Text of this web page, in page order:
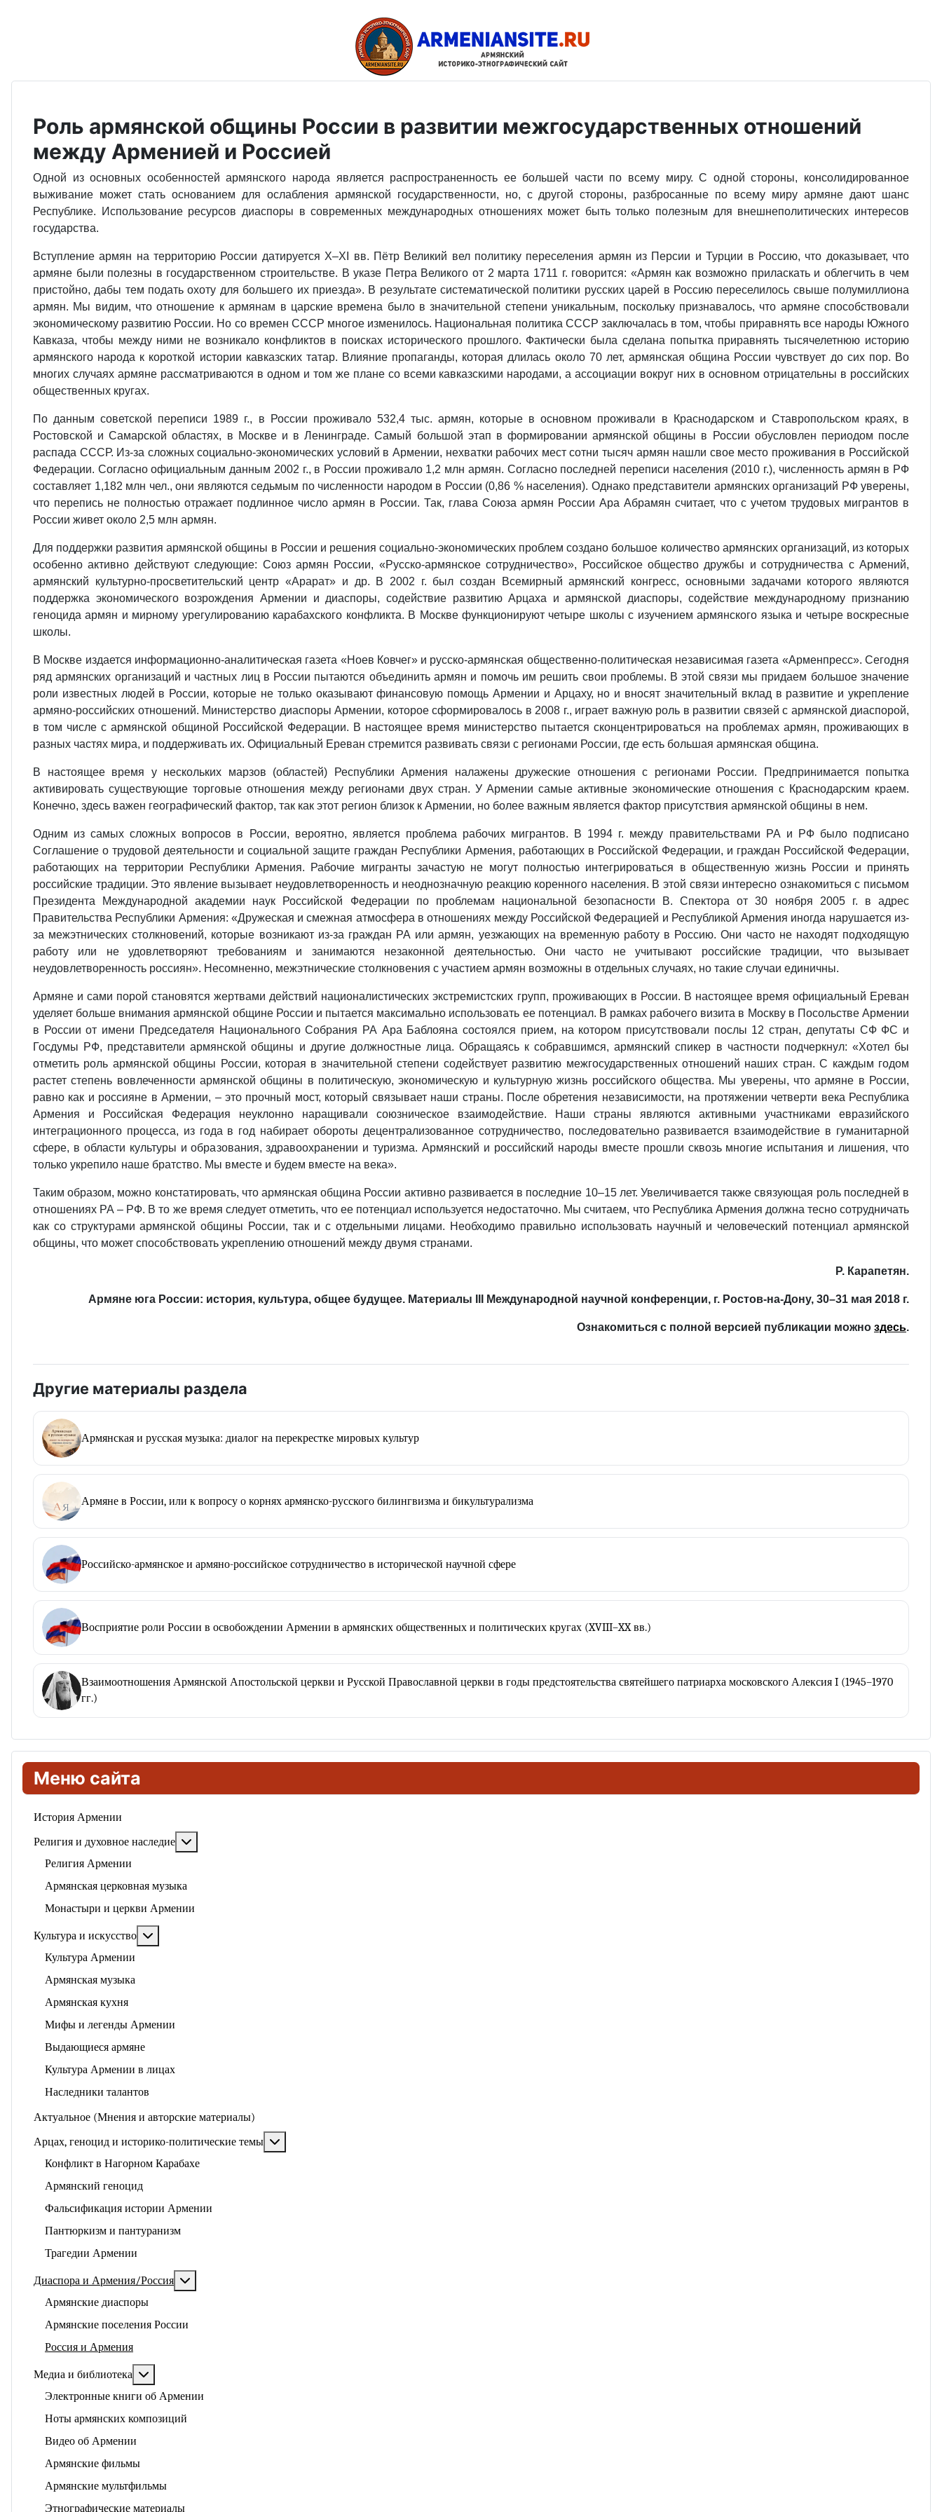
Меню сайта
История Армении
Религия и духовное наследие
Религия Армении
Армянская церковная музыка
Монастыри и церкви Армении
Культура и искусство
Культура Армении
Армянская музыка
Армянская кухня
Мифы и легенды Армении
Выдающиеся армяне
Культура Армении в лицах
Наследники талантов
Актуальное (Мнения и авторские материалы)
Арцах, геноцид и историко-политические темы
Конфликт в Нагорном Карабахе
Армянский геноцид
Фальсификация истории Армении
Пантюркизм и пантуранизм
Трагедии Армении
Диаспора и Армения/Россия
Армянские диаспоры
Армянские поселения России
Россия и Армения
Медиа и библиотека
Электронные книги об Армении
Ноты армянских композиций
Видео об Армении
Армянские фильмы
Армянские мультфильмы
Этнографические материалы
Роль армянской общины России в развитии межгосударственных отношений
между Арменией и Россией
Одной из основных особенностей армянского народа является распространенность ее большей части по всему миру. С одной стороны, консолидированное
выживание может стать основанием для ослабления армянской государственности, но, с другой стороны, разбросанные по всему миру армяне дают шанс
Республике. Использование ресурсов диаспоры в современных международных отношениях может быть только полезным для внешнеполитических интересов
государства.
Вступление армян на территорию России датируется X–XI вв. Пётр Великий вел политику переселения армян из Персии и Турции в Россию, что доказывает, что
армяне были полезны в государственном строительстве. В указе Петра Великого от 2 марта 1711 г. говорится: «Армян как возможно приласкать и облегчить в чем
пристойно, дабы тем подать охоту для большего их приезда». В результате систематической политики русских царей в Россию переселилось свыше полумиллиона
армян. Мы видим, что отношение к армянам в царские времена было в значительной степени уникальным, поскольку признавалось, что армяне способствовали
экономическому развитию России. Но со времен СССР многое изменилось. Национальная политика СССР заключалась в том, чтобы приравнять все народы Южного
Кавказа, чтобы между ними не возникало конфликтов в поисках исторического прошлого. Фактически была сделана попытка приравнять тысячелетнюю историю
армянского народа к короткой истории кавказских татар. Влияние пропаганды, которая длилась около 70 лет, армянская община России чувствует до сих пор. Во
многих случаях армяне рассматриваются в одном и том же плане со всеми кавказскими народами, а ассоциации вокруг них в основном отрицательны в российских
общественных кругах.
По данным советской переписи 1989 г., в России проживало 532,4 тыс. армян, которые в основном проживали в Краснодарском и Ставропольском краях, в
Ростовской и Самарской областях, в Москве и в Ленинграде. Самый большой этап в формировании армянской общины в России обусловлен периодом после
распада СССР. Из-за сложных социально-экономических условий в Армении, нехватки рабочих мест сотни тысяч армян нашли свое место проживания в Российской
Федерации. Согласно официальным данным 2002 г., в России проживало 1,2 млн армян. Согласно последней переписи населения (2010 г.), численность армян в РФ
составляет 1,182 млн чел., они являются седьмым по численности народом в России (0,86 % населения). Однако представители армянских организаций РФ уверены,
что перепись не полностью отражает подлинное число армян в России. Так, глава Союза армян России Ара Абрамян считает, что с учетом трудовых мигрантов в
России живет около 2,5 млн армян.
Для поддержки развития армянской общины в России и решения социально-экономических проблем создано большое количество армянских организаций, из которых
особенно активно действуют следующие: Союз армян России, «Русско-армянское сотрудничество», Российское общество дружбы и сотрудничества с Армений,
армянский культурно-просветительский центр «Арарат» и др. В 2002 г. был создан Всемирный армянский конгресс, основными задачами которого являются
поддержка экономического возрождения Армении и диаспоры, содействие развитию Арцаха и армянской диаспоры, содействие международному признанию
геноцида армян и мирному урегулированию карабахского конфликта. В Москве функционируют четыре школы с изучением армянского языка и четыре воскресные
школы.
В Москве издается информационно-аналитическая газета «Ноев Ковчег» и русско-армянская общественно-политическая независимая газета «Арменпресс». Сегодня
ряд армянских организаций и частных лиц в России пытаются объединить армян и помочь им решить свои проблемы. В этой связи мы придаем большое значение
роли известных людей в России, которые не только оказывают финансовую помощь Армении и Арцаху, но и вносят значительный вклад в развитие и укрепление
армяно-российских отношений. Министерство диаспоры Армении, которое сформировалось в 2008 г., играет важную роль в развитии связей с армянской диаспорой,
в том числе с армянской общиной Российской Федерации. В настоящее время министерство пытается сконцентрироваться на проблемах армян, проживающих в
разных частях мира, и поддерживать их. Официальный Ереван стремится развивать связи с регионами России, где есть большая армянская община.
В настоящее время у нескольких марзов (областей) Республики Армения налажены дружеские отношения с регионами России. Предпринимается попытка
активировать существующие торговые отношения между регионами двух стран. У Армении самые активные экономические отношения с Краснодарским краем.
Конечно, здесь важен географический фактор, так как этот регион близок к Армении, но более важным является фактор присутствия армянской общины в нем.
Одним из самых сложных вопросов в России, вероятно, является проблема рабочих мигрантов. В 1994 г. между правительствами РА и РФ было подписано
Соглашение о трудовой деятельности и социальной защите граждан Республики Армения, работающих в Российской Федерации, и граждан Российской Федерации,
работающих на территории Республики Армения. Рабочие мигранты зачастую не могут полностью интегрироваться в общественную жизнь России и принять
российские традиции. Это явление вызывает неудовлетворенность и неоднозначную реакцию коренного населения. В этой связи интересно ознакомиться с письмом
Президента Международной академии наук Российской Федерации по проблемам национальной безопасности В. Спектора от 30 ноября 2005 г. в адрес
Правительства Республики Армения: «Дружеская и смежная атмосфера в отношениях между Российской Федерацией и Республикой Армения иногда нарушается из-
за межэтнических столкновений, которые возникают из-за граждан РА или армян, уезжающих на временную работу в Россию. Они часто не находят подходящую
работу или не удовлетворяют требованиям и занимаются незаконной деятельностью. Они часто не учитывают российские традиции, что вызывает
неудовлетворенность россиян». Несомненно, межэтнические столкновения с участием армян возможны в отдельных случаях, но такие случаи единичны.
Армяне и сами порой становятся жертвами действий националистических экстремистских групп, проживающих в России. В настоящее время официальный Ереван
уделяет больше внимания армянской общине России и пытается максимально использовать ее потенциал. В рамках рабочего визита в Москву в Посольстве Армении
в России от имени Председателя Национального Собрания РА Ара Баблояна состоялся прием, на котором присутствовали послы 12 стран, депутаты СФ ФС и
Госдумы РФ, представители армянской общины и другие должностные лица. Обращаясь к собравшимся, армянский спикер в частности подчеркнул: «Хотел бы
отметить роль армянской общины России, которая в значительной степени содействует развитию межгосударственных отношений наших стран. С каждым годом
растет степень вовлеченности армянской общины в политическую, экономическую и культурную жизнь российского общества. Мы уверены, что армяне в России,
равно как и россияне в Армении, – это прочный мост, который связывает наши страны. После обретения независимости, на протяжении четверти века Республика
Армения и Российская Федерация неуклонно наращивали союзническое взаимодействие. Наши страны являются активными участниками евразийского
интеграционного процесса, из года в год набирает обороты децентрализованное сотрудничество, последовательно развивается взаимодействие в гуманитарной
сфере, в области культуры и образования, здравоохранении и туризма. Армянский и российский народы вместе прошли сквозь многие испытания и лишения, что
только укрепило наше братство. Мы вместе и будем вместе на века».
Таким образом, можно констатировать, что армянская община России активно развивается в последние 10–15 лет. Увеличивается также связующая роль последней в
отношениях РА – РФ. В то же время следует отметить, что ее потенциал используется недостаточно. Мы считаем, что Республика Армения должна тесно сотрудничать
как со структурами армянской общины России, так и с отдельными лицами. Необходимо правильно использовать научный и человеческий потенциал армянской
общины, что может способствовать укреплению отношений между двумя странами.
Р. Карапетян.
Армяне юга России: история, культура, общее будущее. Материалы III Международной научной конференции, г. Ростов-на-Дону, 30–31 мая 2018 г.
Ознакомиться с полной версией публикации можно здесь.
Другие материалы раздела
Армянская и русская музыка: диалог на перекрестке мировых культур
Армяне в России, или к вопросу о корнях армянско-русского билингвизма и бикультурализма
Российско-армянское и армяно-российское сотрудничество в исторической научной сфере
Восприятие роли России в освобождении Армении в армянских общественных и политических кругах (XVIII–XX вв.)
Взаимоотношения Армянской Апостольской церкви и Русской Православной церкви в годы предстоятельства святейшего патриарха московского Алексия I (1945–1970
гг.)